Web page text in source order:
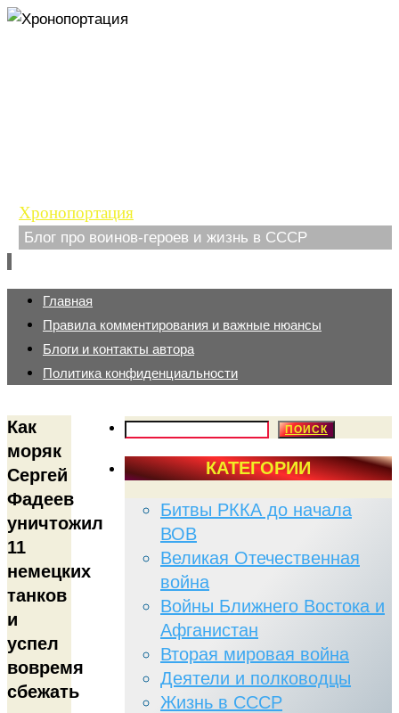
Хронопортация
Блог про воинов-героев и жизнь в СССР
Перейти
содержимому
Главная
Правила комментирования и важные нюансы
Блоги и контакты автора
Политика конфиденциальности
Как
моряк
Сергей
Фадеев
уничтожил
11
немецких
танков
и
успел
вовремя
сбежать
ПОИСК
КАТЕГОРИИ
Битвы РККА до начала
ВОВ
Великая Отечественная
война
Войны Ближнего Востока и
Афганистан
Вторая мировая война
Деятели и полководцы
Жизнь в СССР